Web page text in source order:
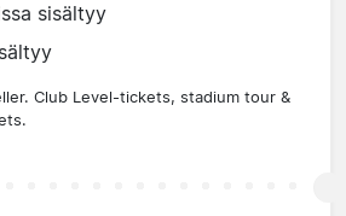
sisältyy
Club Level-tickets, stadium tour &